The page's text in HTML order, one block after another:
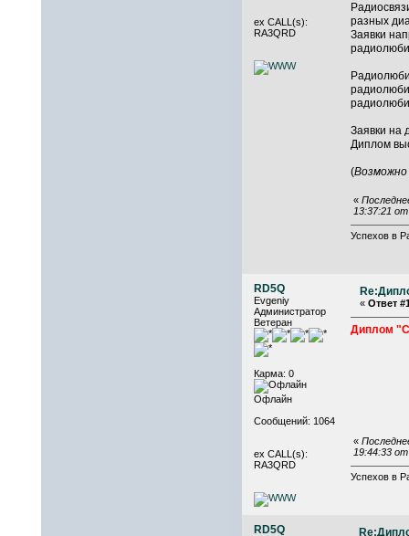
ex CALL(s):
RA3QRD
разных
Заявки
Заявки на
Диплом
(Возможно
«
13:37:21
Успехов в
RD5Q
Evgeniy
Администратор
Ветеран
Карма: 0
Офлайн
Сообщений: 1064
ex CALL(s):
RA3QRD
« Ответ
Диплом
«
19:44:33
Успехов в
RD5Q